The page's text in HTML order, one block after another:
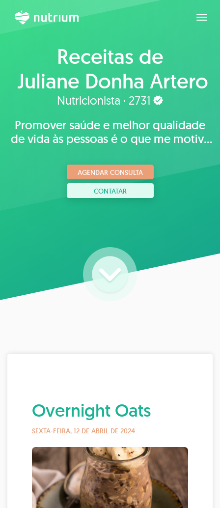
Receitas de
Juliane Donha Artero
Tavares
Nutricionista · 2731
Promover saúde e melhor qualidade
de vida às pessoas é o que me motiva
AGENDAR CONSULTA
CONTATAR
Overnight Oats
SEXTA-FEIRA, 12 DE ABRIL DE 2024